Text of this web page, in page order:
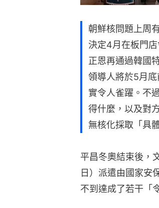
朝鮮核問題上周
決定4月在板門
正恩再通過韓國
領導人將於5月
實令人雀躍。不
得什麼，以及對
無核化採取「具
平昌冬奧結束後，
日）派遣由國家安
不到達成了若干「